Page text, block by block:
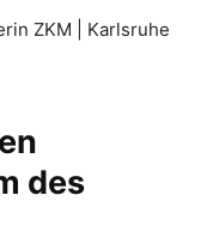
ZKM | Karlsruhe
des